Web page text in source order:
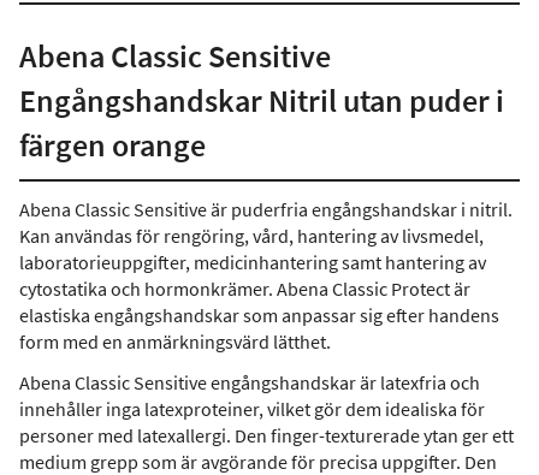
Abena Classic Sensitive
Engångshandskar Nitril utan puder i
färgen orange
Abena Classic Sensitive är puderfria engångshandskar i nitril.
Kan användas för rengöring, vård, hantering av livsmedel,
laboratorieuppgifter, medicinhantering samt hantering av
cytostatika och hormonkrämer. Abena Classic Protect är
elastiska engångshandskar som anpassar sig efter handens
form med en anmärkningsvärd lätthet.
Abena Classic Sensitive engångshandskar är latexfria och
innehåller inga latexproteiner, vilket gör dem idealiska för
personer med latexallergi. Den finger-texturerade ytan ger ett
medium grepp som är avgörande för precisa uppgifter. Den